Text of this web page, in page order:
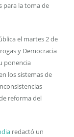
para la toma de
el martes 2 de
y Democracia
ponencia
los sistemas de
reforma del
redactó un